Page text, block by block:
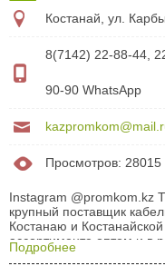
отопления и ГВС
управления Радиаторы
Костанай, ул.
8(7142) 22-88-44,
90-90 WhatsApp
Просмотров: 28015
Instagram @promkom.kz
крупный поставщик
Костанаю и
ассортименте оптом и в
электротехническую
Подробнее